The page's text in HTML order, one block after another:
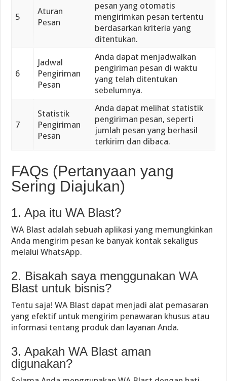
5
Aturan
Pesan
pesan yang otomatis
mengirimkan pesan tertentu
berdasarkan kriteria yang
ditentukan.
6
Jadwal
Pengiriman
Pesan
Anda dapat menjadwalkan
pengiriman pesan di waktu
yang telah ditentukan
sebelumnya.
7
Statistik
Pengiriman
Pesan
Anda dapat melihat statistik
pengiriman pesan, seperti
jumlah pesan yang berhasil
terkirim dan dibaca.
FAQs (Pertanyaan yang
Sering Diajukan)
1. Apa itu WA Blast?
WA Blast adalah sebuah aplikasi yang memungkinkan
Anda mengirim pesan ke banyak kontak sekaligus
melalui WhatsApp.
2. Bisakah saya menggunakan WA
Blast untuk bisnis?
Tentu saja! WA Blast dapat menjadi alat pemasaran
yang efektif untuk mengirim penawaran khusus atau
informasi tentang produk dan layanan Anda.
3. Apakah WA Blast aman
digunakan?